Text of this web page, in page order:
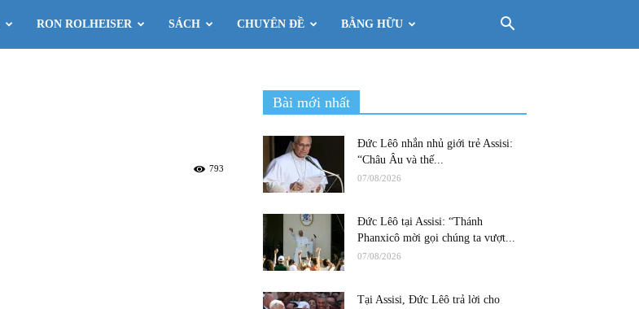
RON ROLHEISER SÁCH CHUYÊN ĐỀ BẰNG HỮU
793
Bài mới nhất
Đức Lêô nhắn nhủ giới trẻ Assisi:
“Châu Âu và thế...
07/08/2026
Đức Lêô tại Assisi: “Thánh
Phanxicô mời gọi chúng ta vượt...
07/08/2026
Tại Assisi, Đức Lêô trả lời cho